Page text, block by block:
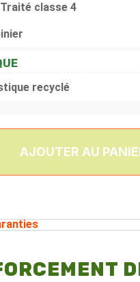
classe 4
recyclé
AJOUTER AU